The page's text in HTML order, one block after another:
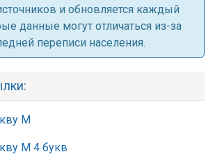
и обновляется каждый
данные могут отличаться из-за
переписи населения.
М
М 4 букв